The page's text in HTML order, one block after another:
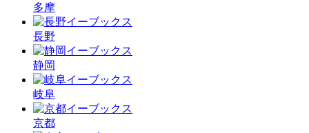
多摩
長野
静岡
岐阜
京都